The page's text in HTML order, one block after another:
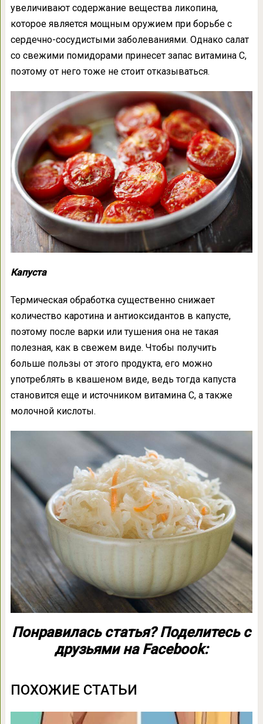
увеличивают содержание вещества ликопина,
которое является мощным оружием при борьбе с
сердечно-сосудистыми заболеваниями. Однако салат
со свежими помидорами принесет запас витамина С,
поэтому от него тоже не стоит отказываться.
Капуста
Термическая обработка существенно снижает
количество каротина и антиоксидантов в капусте,
поэтому после варки или тушения она не такая
полезная, как в свежем виде. Чтобы получить
больше пользы от этого продукта, его можно
употреблять в квашеном виде, ведь тогда капуста
становится еще и источником витамина С, а также
молочной кислоты.
Понравилась статья? Поделитесь с
друзьями на Facebook:
ПОХОЖИЕ СТАТЬИ